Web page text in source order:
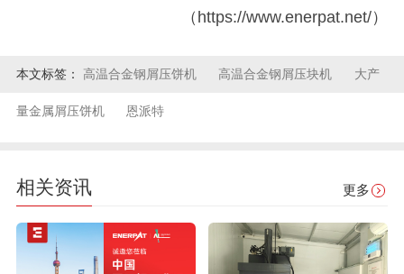
（https://www.enerpat.net/）
本文标签： 高温合金钢屑压饼机 高温合金钢屑压块机 大产
量金属屑压饼机 恩派特
相关资讯 更多